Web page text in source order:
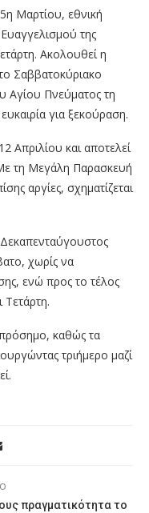
Μαρτίου, εθνική
της
Ακολουθεί η
Σαββατοκύριακο
Αγίου Πνεύματος τη
για ξεκούραση.
Απριλίου και αποτελεί
τη Μεγάλη Παρασκευή
αργίες, σχηματίζεται
χωρίς να
ενώ προς το τέλος
Τετάρτη.
καθώς τα
τριήμερο μαζί
πραγματικότητα το